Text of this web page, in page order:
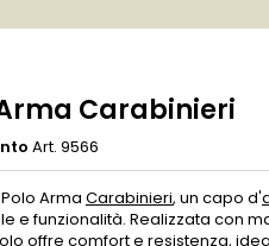
Carabinieri
Art. 9566
Arma Carabinieri, un capo d'
e funzionalità. Realizzata con
offre comfort e resistenza,